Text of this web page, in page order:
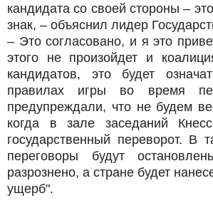
кандидата со своей стороны –
знак, – объяснил лидер
– Это согласовано, и я это
этого не произойдет и
кандидатов, это будет
правилах игры во время
предупреждали, что не будем
когда в зале заседаний
государственный переворот. В
переговоры будут
разрознено, а стране будет
ущерб".